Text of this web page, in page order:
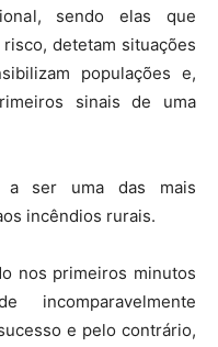
sendo elas que
detetam situações
populações e,
sinais de uma
a ser uma das mais
incêndios rurais.
nos primeiros minutos
incomparavelmente
e pelo contrário,